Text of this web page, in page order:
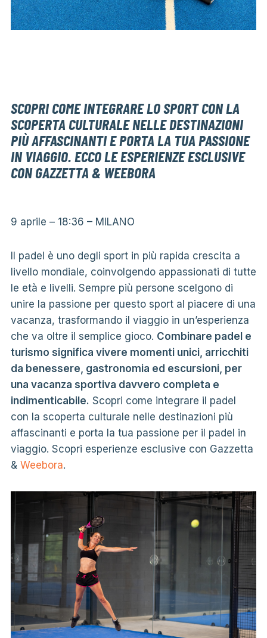
SCOPRI COME INTEGRARE LO SPORT CON LA
SCOPERTA CULTURALE NELLE DESTINAZIONI
PIÙ AFFASCINANTI E PORTA LA TUA PASSIONE
IN VIAGGIO. ECCO LE ESPERIENZE ESCLUSIVE
CON GAZZETTA & WEEBORA
9 aprile – 18:36 – MILANO
Il padel è uno degli sport in più rapida crescita a
livello mondiale, coinvolgendo appassionati di tutte
le età e livelli. Sempre più persone scelgono di
unire la passione per questo sport al piacere di una
vacanza, trasformando il viaggio in un’esperienza
che va oltre il semplice gioco. Combinare padel e
turismo significa vivere momenti unici, arricchiti
da benessere, gastronomia ed escursioni, per
una vacanza sportiva davvero completa e
indimenticabile. Scopri come integrare il padel
con la scoperta culturale nelle destinazioni più
affascinanti e porta la tua passione per il padel in
viaggio. Scopri esperienze esclusive con Gazzetta
& Weebora.